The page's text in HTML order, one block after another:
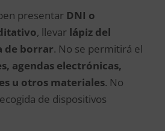
presentar DNI o
, llevar lápiz del
de borrar. No se permitirá el
agendas electrónicas,
u otros materiales. No
de dispositivos